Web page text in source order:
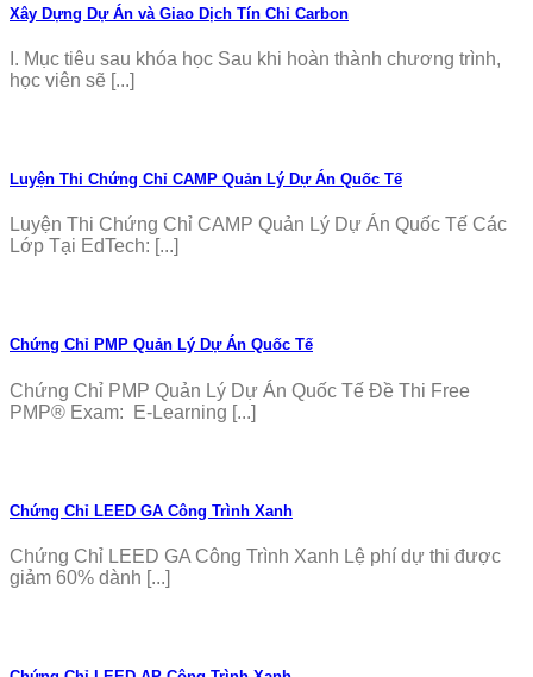
Xây Dựng Dự Án và Giao Dịch Tín Chỉ Carbon
I. Mục tiêu sau khóa học Sau khi hoàn thành chương trình,
học viên sẽ [...]
Luyện Thi Chứng Chỉ CAMP Quản Lý Dự Án Quốc Tế
Luyện Thi Chứng Chỉ CAMP Quản Lý Dự Án Quốc Tế Các
Lớp Tại EdTech: [...]
Chứng Chỉ PMP Quản Lý Dự Án Quốc Tế
Chứng Chỉ PMP Quản Lý Dự Án Quốc Tế Đề Thi Free
PMP® Exam: E-Learning [...]
Chứng Chỉ LEED GA Công Trình Xanh
Chứng Chỉ LEED GA Công Trình Xanh Lệ phí dự thi được
giảm 60% dành [...]